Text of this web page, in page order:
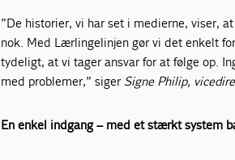
”De historier, vi har set i medierne, viser,
nok. Med Lærlingelinjen gør vi det enkelt
tydeligt, at vi tager ansvar for at følge op.
med problemer,” siger Signe Philip,
En enkel indgang – med et stærkt system